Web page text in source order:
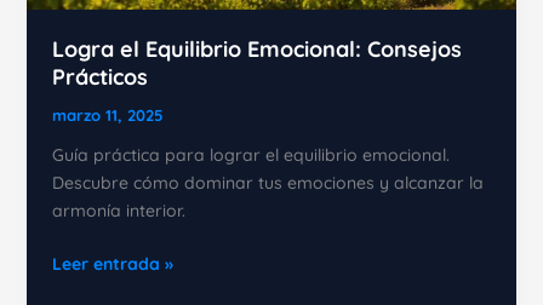
Logra el Equilibrio Emocional: Consejos
Prácticos
marzo 11, 2025
Guía práctica para lograr el equilibrio emocional.
Descubre cómo dominar tus emociones y alcanzar la
armonía interior.
Logra
Leer entrada »